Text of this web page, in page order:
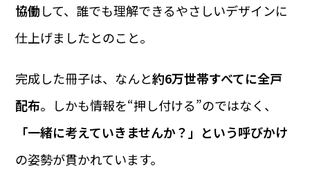
協働して、誰でも理解できるやさしいデザインに
仕上げましたとのこと。
完成した冊子は、なんと約6万世帯すべてに全戸
配布。しかも情報を“押し付ける”のではなく、
「一緒に考えていきませんか？」という呼びかけ
の姿勢が貫かれています。